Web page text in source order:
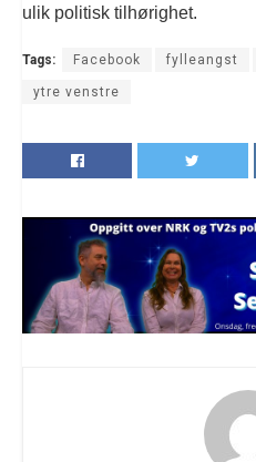
ulik politisk tilhørighet.
Tags: Facebook fylleangst
ytre venstre